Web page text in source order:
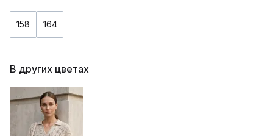
158 164
В других цветах